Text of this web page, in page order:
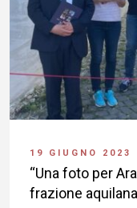
19 GIUGNO 2023
“Una foto per
frazione aquilana